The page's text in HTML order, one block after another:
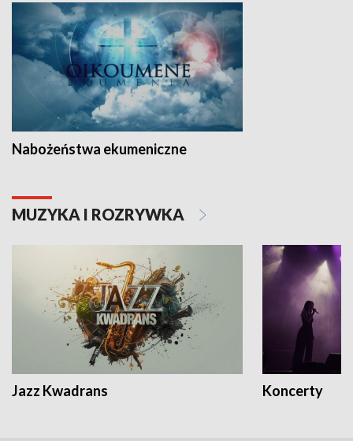
Nabożeństwa ekumeniczne
MUZYKA I ROZRYWKA
Jazz Kwadrans Koncerty